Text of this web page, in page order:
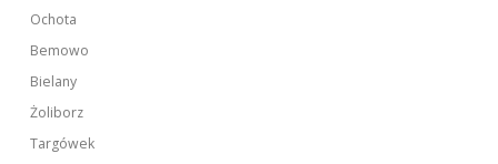
Ochota
Bemowo
Bielany
Żoliborz
Targówek